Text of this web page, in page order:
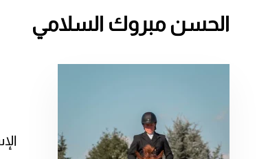
الحسن مبروك السلامي